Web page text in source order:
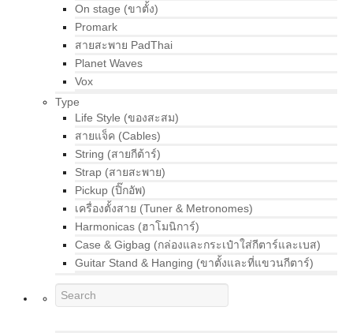
On stage (ขาตั้ง)
Promark
สายสะพาย PadThai
Planet Waves
Vox
Type
Life Style (ของสะสม)
สายแจ็ค (Cables)
String (สายกีต้าร์)
Strap (สายสะพาย)
Pickup (ปิ๊กอัพ)
เครื่องตั้งสาย (Tuner & Metronomes)
Harmonicas (ฮาโมนิการ์)
Case & Gigbag (กล่องและกระเป๋าใส่กีตาร์และเบส)
Guitar Stand & Hanging (ขาตั้งและที่แขวนกีตาร์)